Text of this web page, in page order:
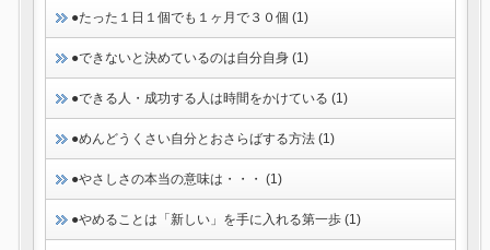
●たった１日１個でも１ヶ月で３０個 (1)
●できないと決めているのは自分自身 (1)
●できる人・成功する人は時間をかけている (1)
●めんどうくさい自分とおさらばする方法 (1)
●やさしさの本当の意味は・・・ (1)
●やめることは「新しい」を手に入れる第一歩 (1)